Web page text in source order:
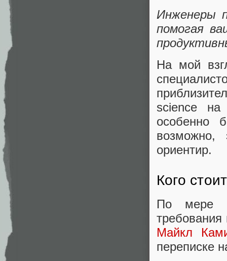
Инженеры
помогая
На мой
science на
особенно
возможно,
ориентир.
Кого
По мере
Майкл
переписке